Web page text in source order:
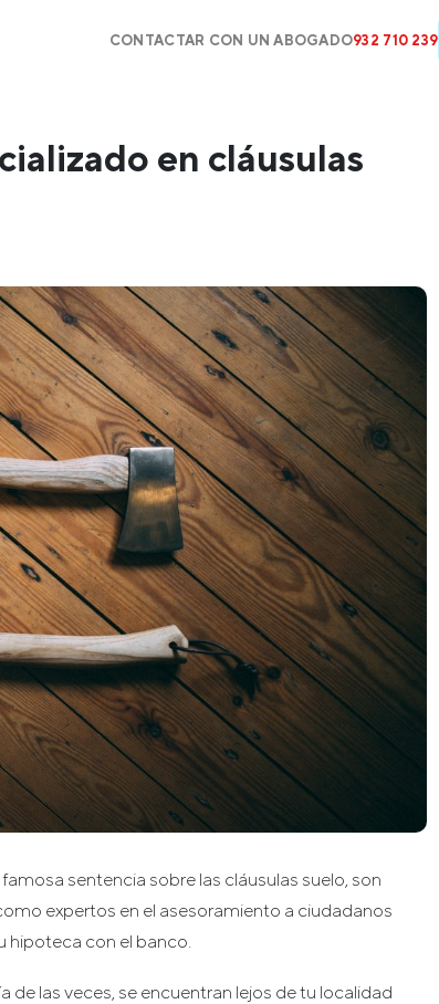
CONTACTAR CON UN ABOGADO932 710 239
en cláusulas
sentencia sobre las cláusulas suelo, son
expertos en el asesoramiento a ciudadanos
hipoteca con el banco.
las veces, se encuentran lejos de tu localidad